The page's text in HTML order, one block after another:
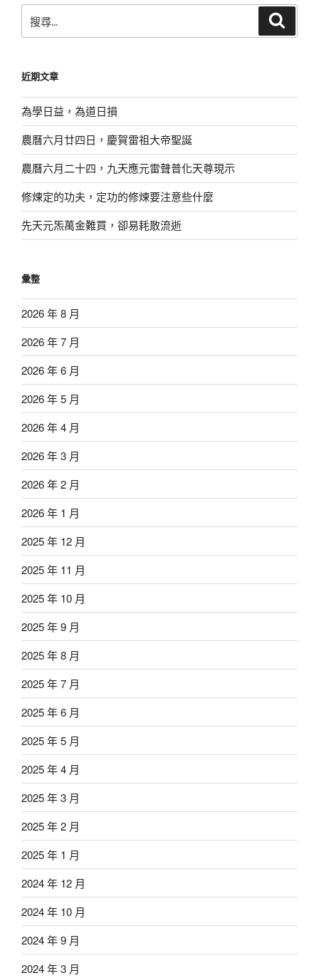
尋
字:
近期文章
為學日益，為道日損
農曆六月廿四日，慶賀雷祖大帝聖誕
農曆六月二十四，九天應元雷聲普化天尊現示
修煉定的功夫，定功的修煉要注意些什麼
先天元炁萬金難買，卻易耗散流逝
彙整
2026 年 8 月
2026 年 7 月
2026 年 6 月
2026 年 5 月
2026 年 4 月
2026 年 3 月
2026 年 2 月
2026 年 1 月
2025 年 12 月
2025 年 11 月
2025 年 10 月
2025 年 9 月
2025 年 8 月
2025 年 7 月
2025 年 6 月
2025 年 5 月
2025 年 4 月
2025 年 3 月
2025 年 2 月
2025 年 1 月
2024 年 12 月
2024 年 10 月
2024 年 9 月
2024 年 3 月